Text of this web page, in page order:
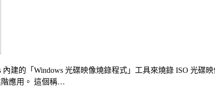
建的「Windows 光碟映像燒錄程式」工具來燒錄 ISO 光
階應用。 這個稱…